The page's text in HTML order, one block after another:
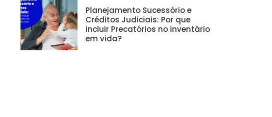
Planejamento Sucessório e
Créditos Judiciais: Por que
incluir Precatórios no inventário
em vida?